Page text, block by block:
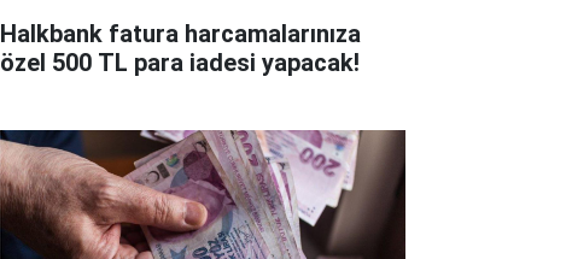
Halkbank fatura harcamalarınıza
özel 500 TL para iadesi yapacak!